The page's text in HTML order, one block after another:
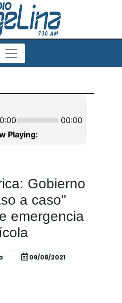
Gobierno
a caso"
emergencia
09/08/2021